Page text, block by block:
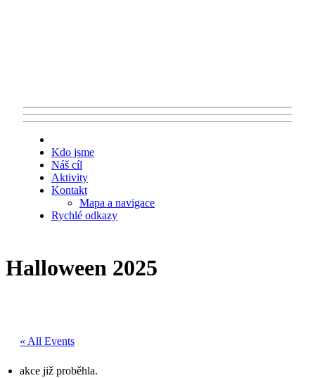
Kdo jsme
Náš cíl
Aktivity
Kontakt
Mapa a navigace
Rychlé odkazy
Halloween 2025
« All Events
akce již proběhla.